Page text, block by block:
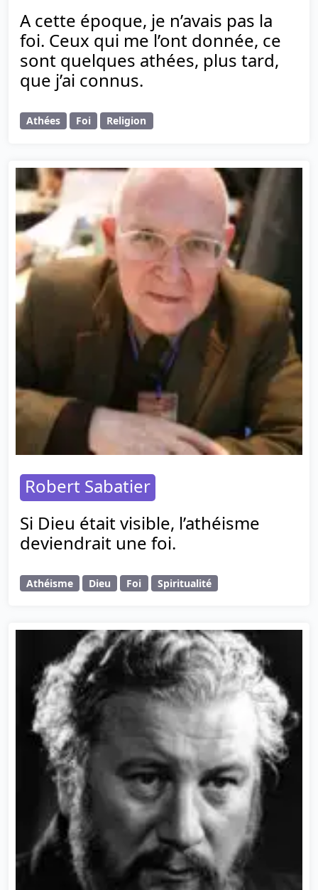
A cette époque, je n’avais pas la
foi. Ceux qui me l’ont donnée, ce
sont quelques athées, plus tard,
que j’ai connus.
Athées Foi Religion
Robert Sabatier
Si Dieu était visible, l’athéisme
deviendrait une foi.
Athéisme Dieu Foi Spiritualité